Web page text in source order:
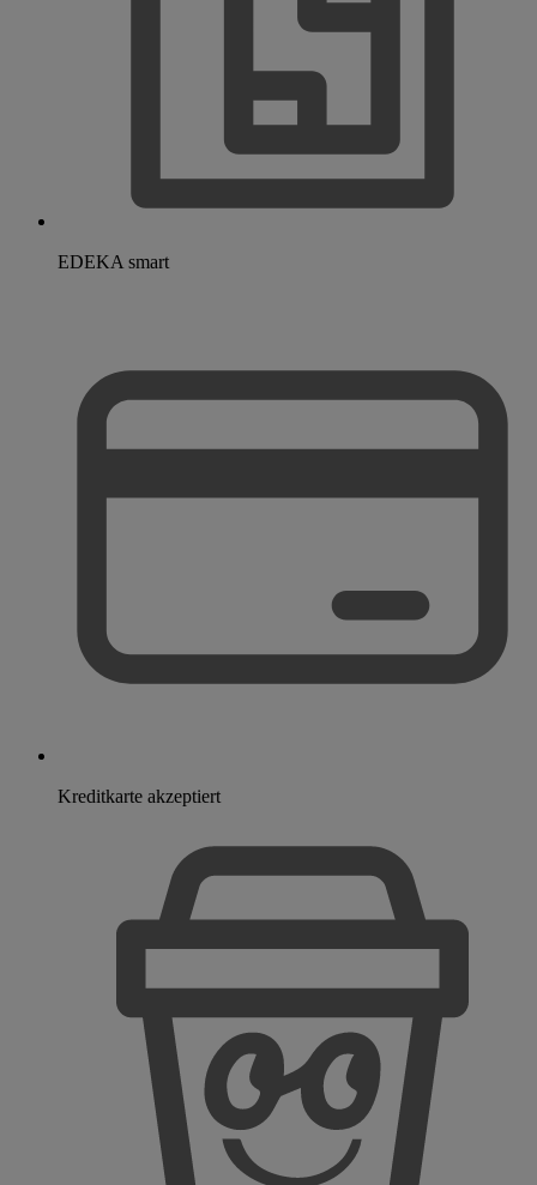
EDEKA smart
Kreditkarte akzeptiert